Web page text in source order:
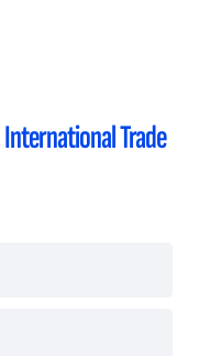
Trade